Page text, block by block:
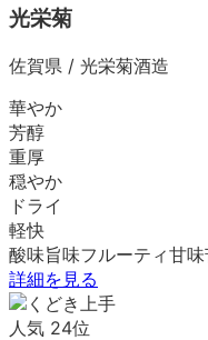
光栄菊
佐賀県 / 光栄菊酒造
華やか
芳醇
重厚
穏やか
ドライ
軽快
酸味旨味フルーティ甘味
詳細を見る
人気 24位